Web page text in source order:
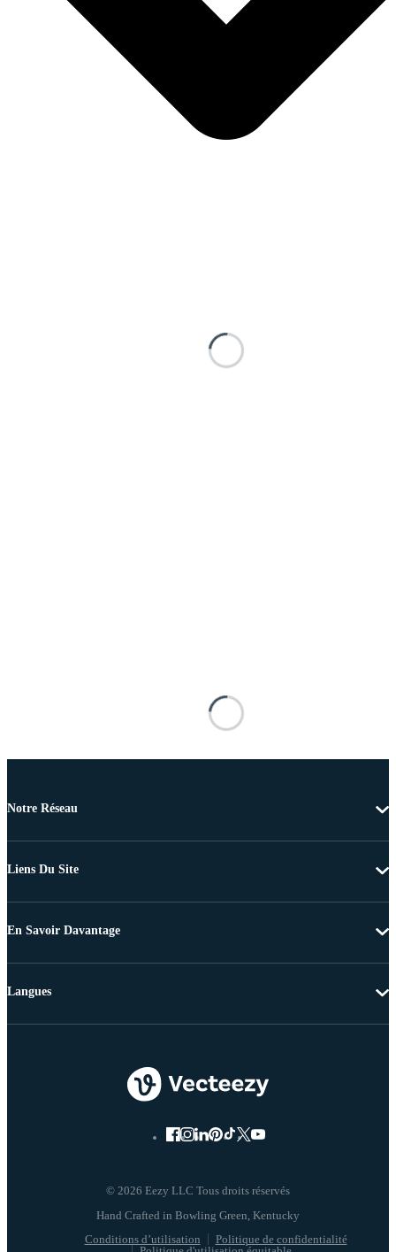
Notre Réseau
Liens Du Site
En Savoir Davantage
© 2026 Eezy LLC Tous droits réservés
Conditions d’utilisation
Politique de confidentialité
Langues